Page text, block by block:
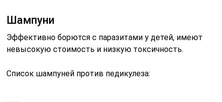
Шампуни
Эффективно борются с паразитами у детей, имеют
невысокую стоимость и низкую токсичность.
Список шампуней против педикулеза: